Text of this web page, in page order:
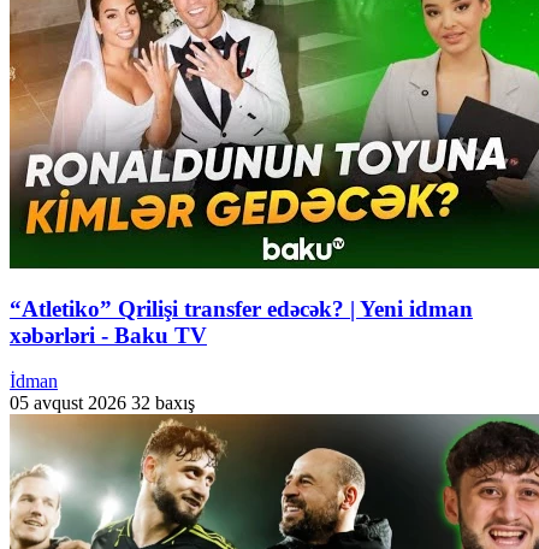
“Atletiko” Qrilişi transfer edəcək? | Yeni idman
xəbərləri - Baku TV
İdman
05 avqust 2026 32 baxış